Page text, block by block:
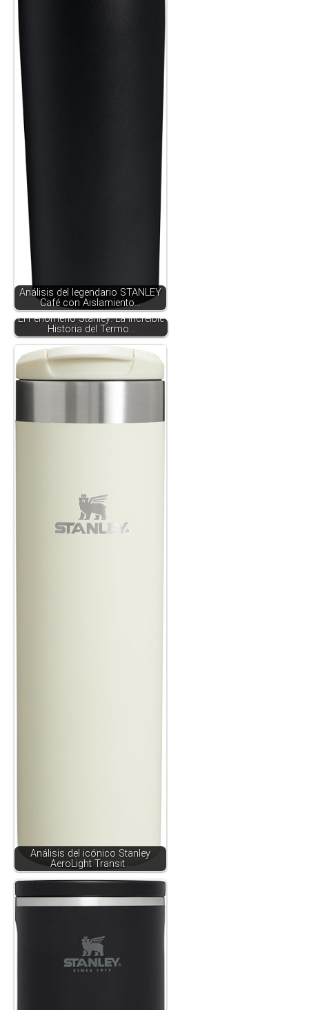
Análisis del legendario STANLEY
Café con Aislamiento…
El Fenómeno Stanley: La Increíble
Historia del Termo…
Análisis del icónico Stanley
AeroLight Transit…